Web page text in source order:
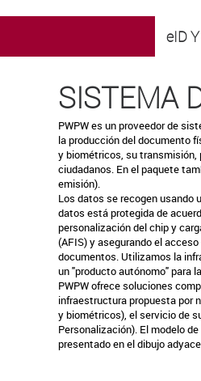
eID
SISTEMA
PWPW es un proveedor de
la producción del documento
y biométricos, su transmisión,
ciudadanos. En el paquete
emisión).
Los datos se recogen usando
datos está protegida de
personalización del chip y
(AFIS) y asegurando el
documentos. Utilizamos la
un "producto autónomo" para
PWPW ofrece soluciones
infraestructura propuesta por
y biométricos), el servicio de
Personalización). El modelo
presentado en el dibujo